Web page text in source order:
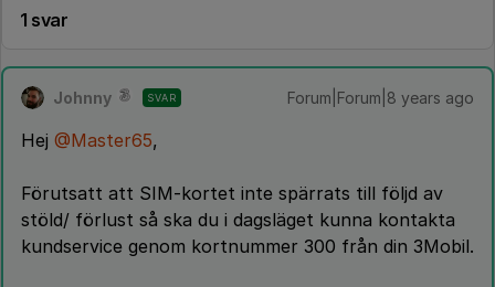
1 svar
Johnny SVAR Forum|Forum|8 years ago
Hej @Master65,
Förutsatt att SIM-kortet inte spärrats till följd av
stöld/ förlust så ska du i dagsläget kunna kontakta
kundservice genom kortnummer 300 från din 3Mobil.